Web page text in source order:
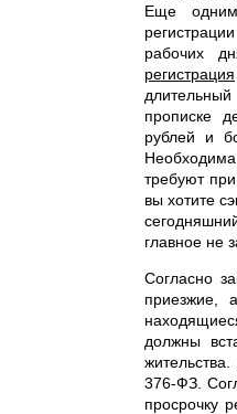
Еще
рабочих
регистрация
прописке
рублей и
требуют
вы хотите
главное не
Согласно
приезжие,
должны
376-ФЗ.
просрочку